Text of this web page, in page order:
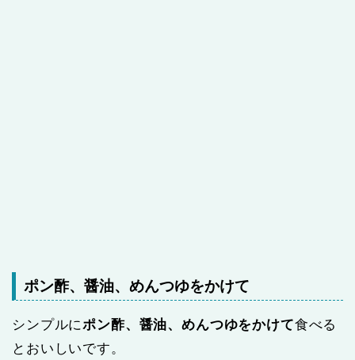
ポン酢、醤油、めんつゆをかけて
シンプルにポン酢、醤油、めんつゆをかけて食べる
とおいしいです。